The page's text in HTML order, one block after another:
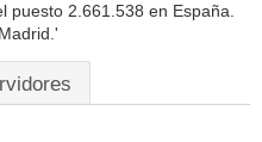
puesto 2.661.538 en España.